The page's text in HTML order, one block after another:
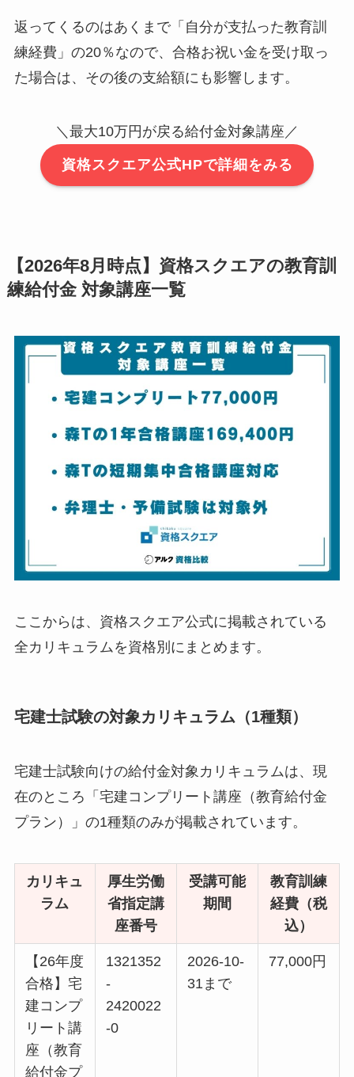
返ってくるのはあくまで「自分が支払った教育訓
練経費」の20％なので、合格お祝い金を受け取っ
た場合は、その後の支給額にも影響します。
＼最大10万円が戻る給付金対象講座／
資格スクエア公式HPで詳細をみる
【2026年8月時点】資格スクエアの教育訓
練給付金 対象講座一覧
ここからは、資格スクエア公式に掲載されている
全カリキュラムを資格別にまとめます。
宅建士試験の対象カリキュラム（1種類）
宅建士試験向けの給付金対象カリキュラムは、現
在のところ「宅建コンプリート講座（教育給付金
プラン）」の1種類のみが掲載されています。
カリキュ
ラム
厚生労働
省指定講
座番号
受講可能
期間
教育訓練
経費（税
込）
【26年度
合格】宅
建コンプ
リート講
座（教育
給付金プ
1321352
-
2420022
-0
2026-10-
31まで
77,000円